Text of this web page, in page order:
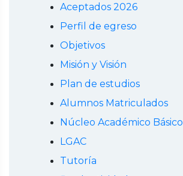
Aceptados 2026
Perfil de egreso
Objetivos
Misión y Visión
Plan de estudios
Alumnos Matriculados
Núcleo Académico Básico
LGAC
Tutoría